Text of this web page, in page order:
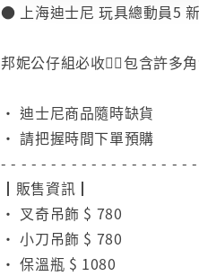
● 上海迪士尼 玩具總動員5
邦妮公仔組必收❤️‍🔥包含許多
• 迪士尼商品隨時缺貨
• 請把握時間下單預購
- - - - - - - - - - - - - - - - - - -
┃販售資訊┃
• 叉奇吊飾 $ 780
• 小刀吊飾 $ 780
• 保溫瓶 $ 1080